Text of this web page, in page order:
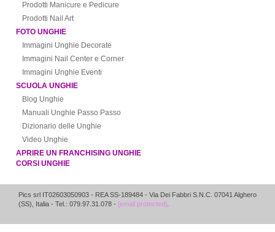
Prodotti Manicure e Pedicure
Prodotti Nail Art
FOTO UNGHIE
Immagini Unghie Decorate
Immagini Nail Center e Corner
Immagini Unghie Eventi
SCUOLA UNGHIE
Blog Unghie
Manuali Unghie Passo Passo
Dizionario delle Unghie
Video Unghie
APRIRE UN FRANCHISING UNGHIE
CORSI UNGHIE
Pics srl IT02603050903 - REA SS-189484 - Via Dei Fabbri S.N.C. 07041Alghero
(SS), Italia - Tel.: 079.97.31.078 - [email protected] .